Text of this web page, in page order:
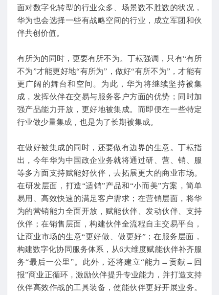
面对数字化转型的行业众多、场景数不胜数的状况，
华为也会选择一些有战略空间的行业，成立军团和伙
伴共创价值。
有所为的同时，更要有所不为。丁耘强调，只有“有所
不为”才能更好地“有所为”，做好“有所不为”，才能有
更广阔的舞台和空间。为此，华为将继续坚持被集
成，发挥伙伴在交易与服务客户方面的优势；同时加
强产品能力开放，更好地被集成。而即便在一些特定
行业做少量集成，也是为了长期被集成。
在做好被集成的同时，还要做有边界的生意。丁耘指
出，今年华为中国政企业务就将通过研、营、销、服
等多方面支持赋能好伙伴，去拓展更大的商业市场。
在研发层面，打造“适销”产品和“小而美”方案，简单
易用、高效快速的满足客户需求；在营销层面，将华
为的营销能力全面开放，赋能伙伴、发动伙伴、支持
伙伴；在销售层面，构建伙伴全流程自主交易平台，
让商业市场的生意“更好做、做更好”；在服务层面，
构建数字化协同服务体系，从6大维度赋能伙伴补齐服
务“最后一公里”。此外，还将建立“能力→贡献→回
报”商业正循环，激励伙伴提升专业能力，并打造支持
伙伴高效作战的工具装备，使能伙伴更好开展业务。